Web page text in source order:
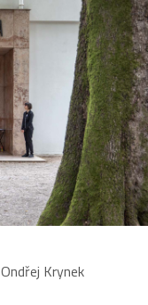
Ondřej Krynek